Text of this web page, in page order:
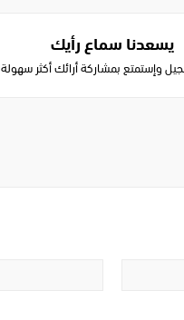
يسعدنا سماع رأيك
وإستمتع بمشاركة أرائك أكثر سهولة